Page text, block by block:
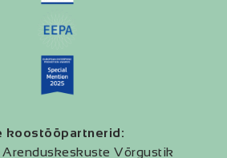
koostööpartnerid:
Võrgustik